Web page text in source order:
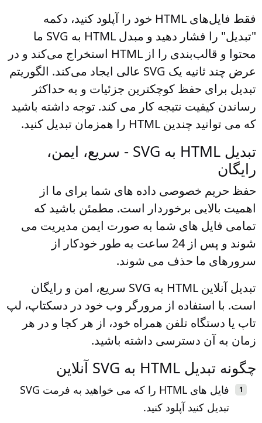
فقط فایل‌های HTML خود را آپلود کنید، دکمه
"تبدیل" را فشار دهید و مبدل HTML به SVG ما
محتوا و قالب‌بندی را از HTML استخراج می‌کند و در
عرض چند ثانیه یک SVG عالی ایجاد می‌کند. الگوریتم
تبدیل برای حفظ کوچکترین جزئیات و به حداکثر
رساندن کیفیت نتیجه کار می کند. توجه داشته باشید
که می توانید چندین HTML را همزمان تبدیل کنید.
تبدیل HTML به SVG - سریع، ایمن،
رایگان
حفظ حریم خصوصی داده های شما برای ما از
اهمیت بالایی برخوردار است. مطمئن باشید که
تمامی فایل های شما به صورت ایمن مدیریت می
شوند و پس از 24 ساعت به طور خودکار از
سرورهای ما حذف می شوند.
تبدیل آنلاین HTML به SVG سریع، امن و رایگان
است. با استفاده از مرورگر وب خود در دسکتاپ، لپ
تاپ یا دستگاه تلفن همراه خود، از هر کجا و در هر
زمان به آن دسترسی داشته باشید.
چگونه تبدیل HTML به SVG آنلاین
فایل های HTML را که می خواهید به فرمت SVG
تبدیل کنید آپلود کنید.